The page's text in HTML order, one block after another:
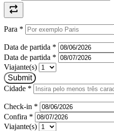
Para *
Data de partida *
Data de partida *
Viajante(s)
Submit
Cidade *
Check-in *
Confira *
Viajante(s)